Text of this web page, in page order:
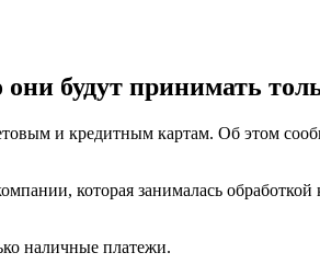
будут принимать
и кредитным картам. Об этом
которая занималась
наличные платежи.